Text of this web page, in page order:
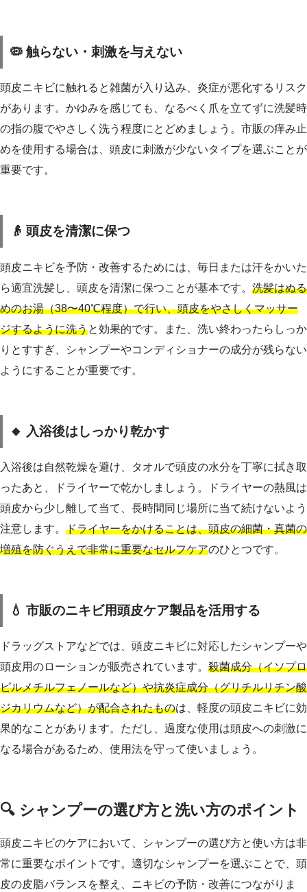
🦠 触らない・刺激を与えない
頭皮ニキビに触れると雑菌が入り込み、炎症が悪化するリスク
があります。かゆみを感じても、なるべく爪を立てずに洗髪時
の指の腹でやさしく洗う程度にとどめましょう。市販の痒み止
めを使用する場合は、頭皮に刺激が少ないタイプを選ぶことが
重要です。
👴 頭皮を清潔に保つ
頭皮ニキビを予防・改善するためには、毎日または汗をかいた
ら適宜洗髪し、頭皮を清潔に保つことが基本です。 洗髪はぬる
めのお湯（38〜40℃程度）で行い、頭皮をやさしくマッサー
ジするように洗うと効果的です。また、洗い終わったらしっか
りとすすぎ、シャンプーやコンディショナーの成分が残らない
ようにすることが重要です。
🔸 入浴後はしっかり乾かす
入浴後は自然乾燥を避け、タオルで頭皮の水分を丁寧に拭き取
ったあと、ドライヤーで乾かしましょう。ドライヤーの熱風は
頭皮から少し離して当て、長時間同じ場所に当て続けないよう
注意します。 ドライヤーをかけることは、頭皮の細菌・真菌の
増殖を防ぐうえで非常に重要なセルフケアのひとつです。
💧 市販のニキビ用頭皮ケア製品を活用する
ドラッグストアなどでは、頭皮ニキビに対応したシャンプーや
頭皮用のローションが販売されています。 殺菌成分（イソプロ
ピルメチルフェノールなど）や抗炎症成分（グリチルリチン酸
ジカリウムなど）が配合されたものは、軽度の頭皮ニキビに効
果的なことがあります。ただし、過度な使用は頭皮への刺激に
なる場合があるため、使用法を守って使いましょう。
🔍 シャンプーの選び方と洗い方のポイント
頭皮ニキビのケアにおいて、シャンプーの選び方と使い方は非
常に重要なポイントです。適切なシャンプーを選ぶことで、頭
皮の皮脂バランスを整え、ニキビの予防・改善につながりま